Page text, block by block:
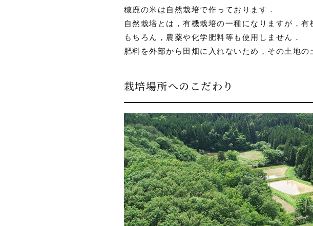
穂鹿の米は自然栽培で作っております．
自然栽培とは，有機栽培の一種になりますが，
もちろん，農薬や化学肥料等も使用しません．
肥料を外部から田畑に入れないため，その土地
栽培場所へのこだわり